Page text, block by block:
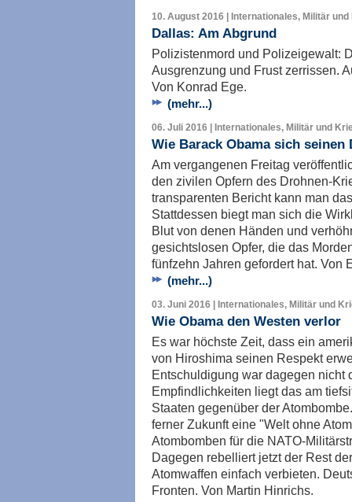
10. August 2016 | Internationales, Militär und
Dallas: Am Abgrund
Polizistenmord und Polizeigewalt:
Ausgrenzung und Frust zerrissen.
Von Konrad Ege.
(mehr...)
06. Juli 2016 | Internationales, Militär und
Wie Barack Obama sich
Am vergangenen Freitag
den zivilen Opfern des Drohnen-
transparenten Bericht kann man
Stattdessen biegt man sich die
Blut von denen Händen und
gesichtslosen Opfer, die das
fünfzehn Jahren gefordert hat. Von
(mehr...)
03. Juni 2016 | Internationales, Militär und
Wie Obama den Westen verlor
Es war höchste Zeit, dass ein
von Hiroshima seinen Respekt
Entschuldigung war dagegen nicht
Empfindlichkeiten liegt das am
Staaten gegenüber der
ferner Zukunft eine "Welt ohne
Atombomben für die NATO-
Dagegen rebelliert jetzt der Rest
Atomwaffen einfach verbieten.
Fronten. Von Martin Hinrichs.